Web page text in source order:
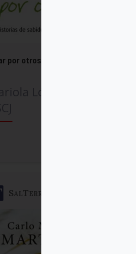
por otros
SalTerrae